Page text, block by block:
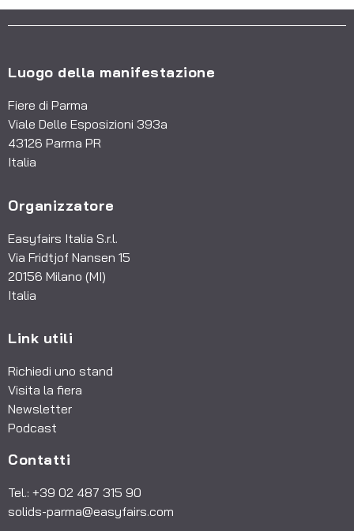
Luogo della manifestazione
Fiere di Parma
Viale Delle Esposizioni 393a
43126 Parma PR
Italia
Organizzatore
Easyfairs Italia S.r.l.
Via Fridtjof Nansen 15
20156 Milano (MI)
Italia
Link utili
Richiedi uno stand
Visita la fiera
Newsletter
Podcast
Contatti
Tel.: +39 02 487 315 90
solids-parma@easyfairs.com